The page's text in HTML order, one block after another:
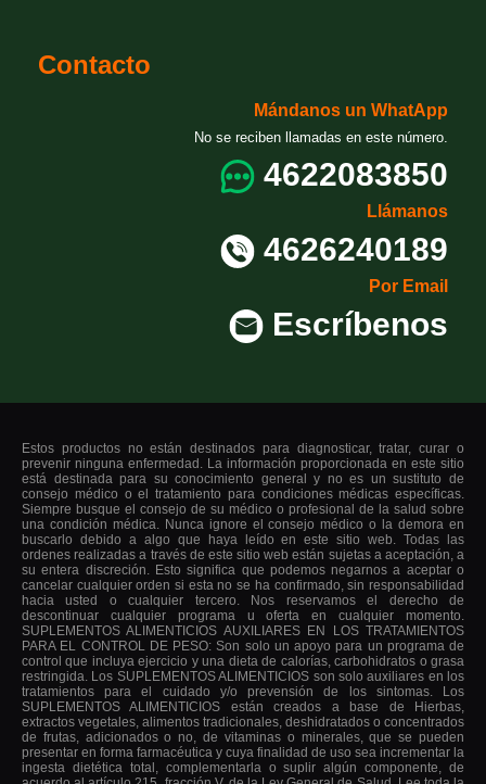
Contacto
Mándanos un WhatApp
No se reciben llamadas en este número.
4622083850
Llámanos
4626240189
Por Email
Escríbenos
Estos productos no están destinados para diagnosticar, tratar, curar o
prevenir ninguna enfermedad. La información proporcionada en este sitio
está destinada para su conocimiento general y no es un sustituto de
consejo médico o el tratamiento para condiciones médicas específicas.
Siempre busque el consejo de su médico o profesional de la salud sobre
una condición médica. Nunca ignore el consejo médico o la demora en
buscarlo debido a algo que haya leído en este sitio web. Todas las
ordenes realizadas a través de este sitio web están sujetas a aceptación, a
su entera discreción. Esto significa que podemos negarnos a aceptar o
cancelar cualquier orden si esta no se ha confirmado, sin responsabilidad
hacia usted o cualquier tercero. Nos reservamos el derecho de
descontinuar cualquier programa u oferta en cualquier momento.
SUPLEMENTOS ALIMENTICIOS AUXILIARES EN LOS TRATAMIENTOS
PARA EL CONTROL DE PESO: Son solo un apoyo para un programa de
control que incluya ejercicio y una dieta de calorías, carbohidratos o grasa
restringida. Los SUPLEMENTOS ALIMENTICIOS son solo auxiliares en los
tratamientos para el cuidado y/o prevensión de los sintomas. Los
SUPLEMENTOS ALIMENTICIOS están creados a base de Hierbas,
extractos vegetales, alimentos tradicionales, deshidratados o concentrados
de frutas, adicionados o no, de vitaminas o minerales, que se pueden
presentar en forma farmacéutica y cuya finalidad de uso sea incrementar la
ingesta dietética total, complementarla o suplir algún componente, de